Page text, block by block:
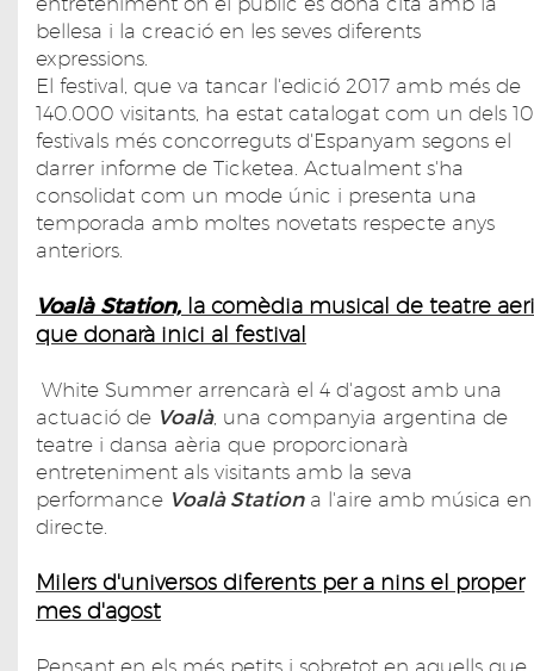
bellesa i la creació en les seves diferents
expressions.
El festival, que va tancar l'edició 2017 amb més de
140.000 visitants, ha estat catalogat com un dels 10
festivals més concorreguts d'Espanyam segons el
darrer informe de Ticketea. Actualment s'ha
consolidat com un mode únic i presenta una
temporada amb moltes novetats respecte anys
anteriors.
Voalà Station, la comèdia musical de teatre aeri
que donarà inici al festival
White Summer arrencarà el 4 d'agost amb una
actuació de Voalà, una companyia argentina de
teatre i dansa aèria que proporcionarà
entreteniment als visitants amb la seva
performance Voalà Stationa l'aire amb música en
directe.
Milers d'universos diferents per a nins el proper
mes d'agost
Pensant en els més petits i sobretot en aquells que